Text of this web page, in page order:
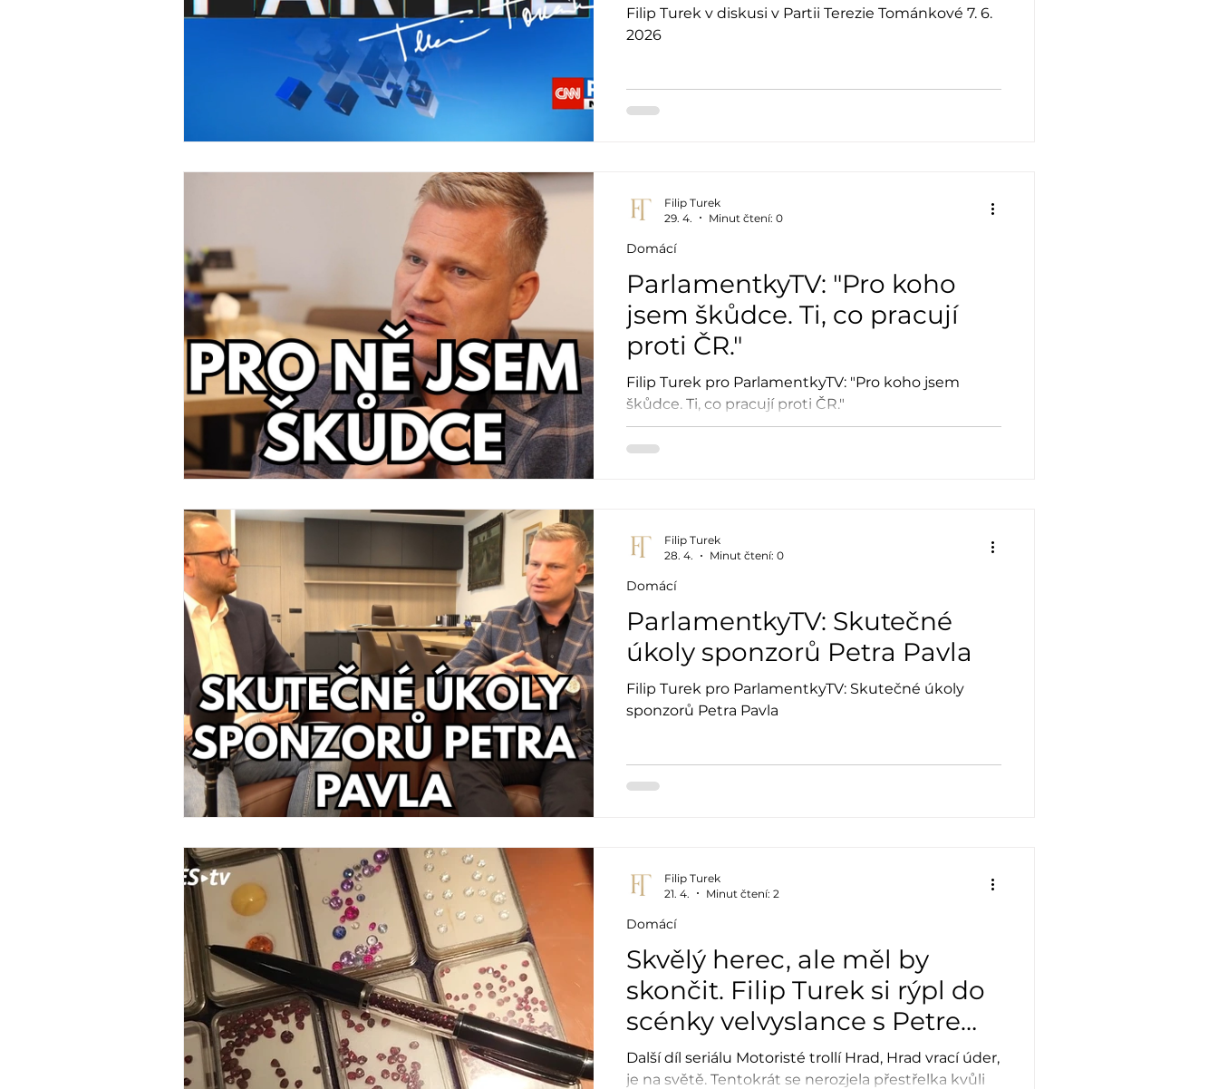
Filip Turek v diskusi v Partii Terezie Tománkové 7. 6.
2026
ParlamentkyTV: "Pro koho
jsem škůdce. Ti, co pracují
proti ČR."
Filip Turek pro ParlamentkyTV: "Pro koho jsem
škůdce. Ti, co pracují proti ČR."
Domácí
Filip Turek
29. 4.
Minut čtení: 0
ParlamentkyTV: Skutečné
úkoly sponzorů Petra Pavla
Filip Turek pro ParlamentkyTV: Skutečné úkoly
sponzorů Petra Pavla
Domácí
Filip Turek
28. 4.
Minut čtení: 0
Skvělý herec, ale měl by
skončit. Filip Turek si rýpl do
scénky velvyslance s Petrem
Pavlem
Další díl seriálu Motoristé trollí Hrad, Hrad vrací úder,
je na světě. Tentokrát se nerozjela přestřelka kvůli
Domácí
Filip Turek
21. 4.
Minut čtení: 2